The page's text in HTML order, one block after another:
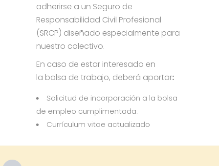
adherirse a un Seguro de
Responsabilidad Civil Profesional
(SRCP) diseñado especialmente para
nuestro colectivo.
En caso de estar interesado en
la bolsa de trabajo, deberá aportar:
Solicitud de incorporación a la bolsa
de empleo cumplimentada.
Currículum vitae actualizado